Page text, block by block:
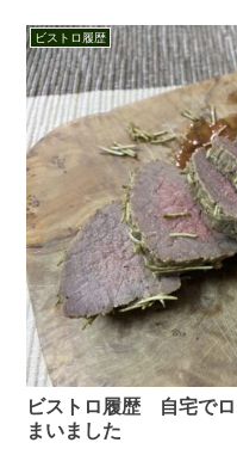
ビストロ履歴
ビストロ履歴 自宅で
まいました